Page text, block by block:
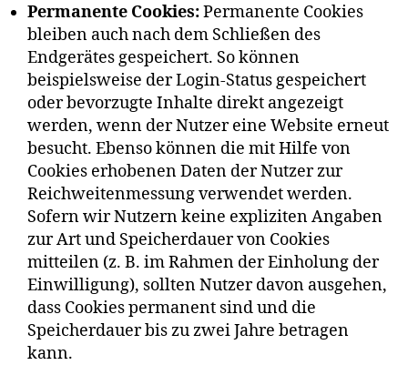
Permanente Cookies:Permanente Cookies
bleiben auch nach dem Schließen des
Endgerätes gespeichert. So können
beispielsweise der Login-Status gespeichert
oder bevorzugte Inhalte direkt angezeigt
werden, wenn der Nutzer eine Website erneut
besucht. Ebenso können die mit Hilfe von
Cookies erhobenen Daten der Nutzer zur
Reichweitenmessung verwendet werden.
Sofern wir Nutzern keine expliziten Angaben
zur Art und Speicherdauer von Cookies
mitteilen (z. B. im Rahmen der Einholung der
Einwilligung), sollten Nutzer davon ausgehen,
dass Cookies permanent sind und die
Speicherdauer bis zu zwei Jahre betragen
kann.